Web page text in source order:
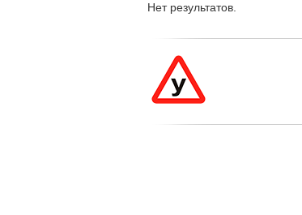
Нет результатов.